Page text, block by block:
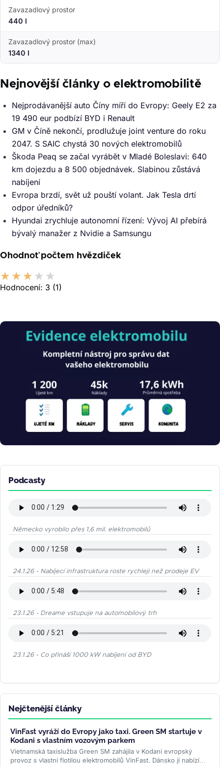
Zavazadlový prostor
440 l
Zavazadlový prostor (max)
1340 l
Nejnovější články o elektromobilitě
Nejprodávanější auto Číny míří do Evropy: Geely E2 za
19 490 eur podbízí BYD i Renault
GM v Číně nekončí, prodlužuje joint venture do roku
2047. S SAIC chystá 30 nových elektromobilů
Škoda Peaq se začal vyrábět v Mladé Boleslavi: 640
km dojezdu a 8 500 objednávek. Slabinou zůstává
nabíjení
Evropa brzdí, svět už pouští volant. Jak Tesla drtí
odpor úředníků?
Hyundai zrychluje autonomní řízení: Vývoj AI přebírá
bývalý manažer z Nvidie a Samsungu
Ohodnoť počtem hvězdiček
Hodnocení: 3 (1)
Obrázek
Podcasty
Německo vyrobilo přes 1,6 mil. elektromobilů
24.1.26 - Nabíjecí infrastruktura roste rychleji než prodeje EV
23.1.26 - Dreame vstupuje na automobilový trh
23.1.26 - Co přináší 1000 kW nabíjení od BYD
Nejčtenější články
VinFast vyráží do Evropy jako taxi. Green SM startuje v
Kodani s vlastním vozovým parkem
Vietnamská taxislužba Green SM zahájila v Kodani evropský
provoz s vlastní flotilou elektromobilů VinFast. Dánsko jí nabízí